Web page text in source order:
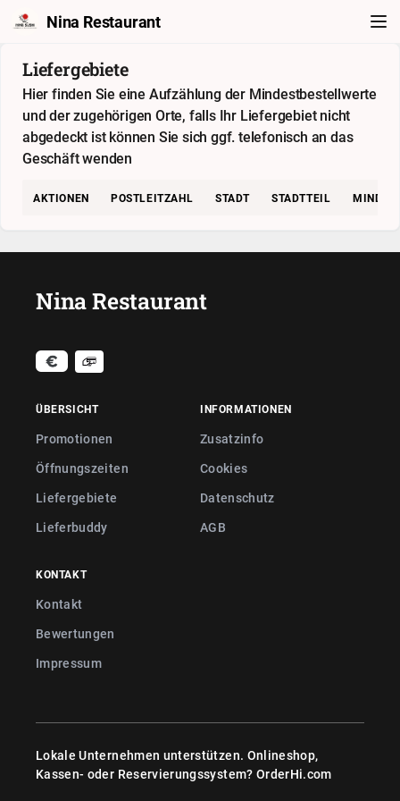
Nina Restaurant
Liefergebiete
Hier finden Sie eine Aufzählung der Mindestbestellwerte
und der zugehörigen Orte, falls Ihr Liefergebiet nicht
abgedeckt ist können Sie sich ggf. telefonisch an das
Geschäft wenden
AKTIONEN POSTLEITZAHL STADT STADTTEIL
Nina Restaurant
ÜBERSICHT
Promotionen
Öffnungszeiten
Liefergebiete
Lieferbuddy
INFORMATIONEN
Zusatzinfo
Cookies
Datenschutz
AGB
KONTAKT
Kontakt
Bewertungen
Impressum
Lokale Unternehmen unterstützen. Onlineshop,
Kassen- oder Reservierungssystem? OrderHi.com